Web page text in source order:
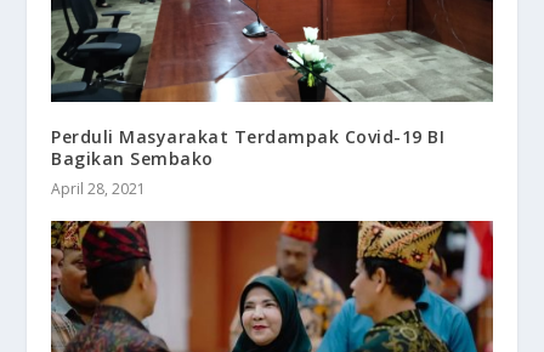
Perduli Masyarakat Terdampak Covid-19 BI
Bagikan Sembako
April 28, 2021